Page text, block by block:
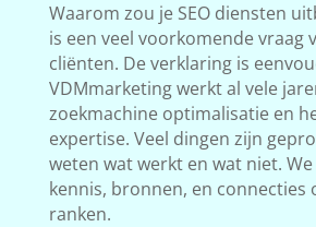
Waarom zou je SEO diensten
is een veel voorkomende vraag
cliënten. De verklaring is
VDMmarketing werkt al vele
zoekmachine optimalisatie en
expertise. Veel dingen zijn
weten wat werkt en wat niet.
kennis, bronnen, en connecties
ranken.